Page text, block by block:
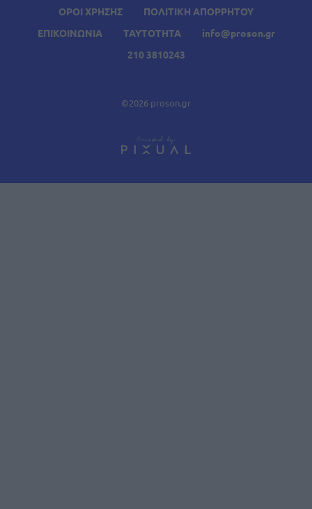
ΟΡΟΙ ΧΡΗΣΗΣ
ΠΟΛΙΤΙΚΗ ΑΠΟΡΡΗΤΟΥ
ΕΠΙΚΟΙΝΩΝΙΑ
ΤΑΥΤΟΤΗΤΑ
info@proson.gr
210 3810243
©2026 proson.gr